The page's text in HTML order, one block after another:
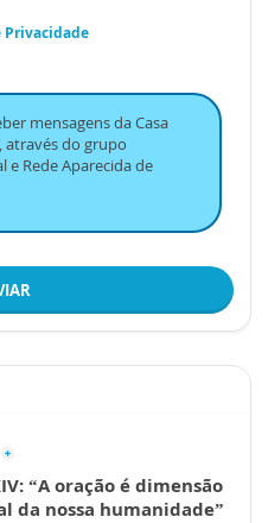
Privacidade
mensagens da Casa
através do grupo
e Rede Aparecida de
“A oração é dimensão
da nossa humanidade”